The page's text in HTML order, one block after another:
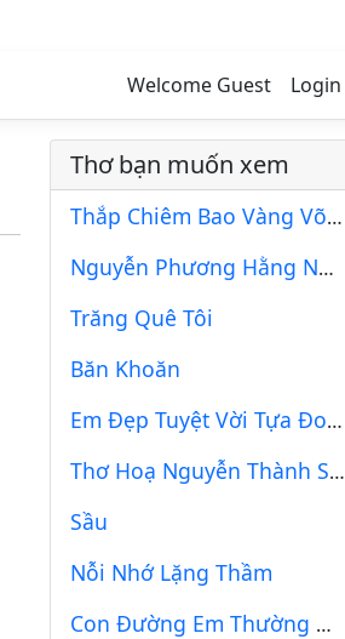
Welcome Guest Login
Thơ bạn muốn xem
Thắp Chiêm Bao Vàng Võ Sóng Lưng Trời
Nguyễn Phương Hằng Người Phụ Nữ Chính Nghĩa Đi Tìm Công Lý
Trăng Quê Tôi
Băn Khoăn
Em Đẹp Tuyệt Vời Tựa Đoá Hoa
Thơ Hoạ Nguyễn Thành Sáng & Tam Muội (469)
Sầu
Nỗi Nhớ Lặng Thầm
Con Đường Em Thường Đi Qua